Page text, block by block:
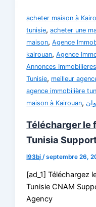
acheter maison à
tunisie,acheter une
maison,Agence
kairouan,Agence
Annonces
Tunisie, meilleur
agence immobilière
maison à Kairouan,
Télécharger le
Tunisia
l93bj /septembre 26,
[ad_1] Téléchargez
Tunisie CNAM
Agency